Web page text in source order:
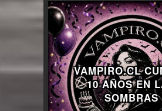
VAMPIRO.CL
10 AÑOS EN
SOMBRAS